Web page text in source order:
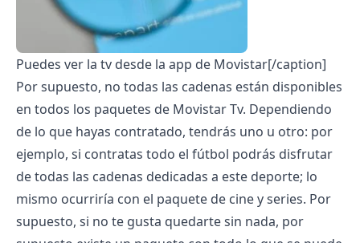
Puedes ver la tv desde la app de Movistar[/caption]
Por supuesto, no todas las cadenas están disponibles
en todos los paquetes de Movistar Tv. Dependiendo
de lo que hayas contratado, tendrás uno u otro: por
ejemplo, si contratas todo el fútbol podrás disfrutar
de todas las cadenas dedicadas a este deporte; lo
mismo ocurriría con el paquete de cine y series. Por
supuesto, si no te gusta quedarte sin nada, por